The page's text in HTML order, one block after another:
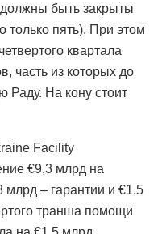
должны быть закрыты
только пять). При этом
квартала
часть из которых до
Раду. На кону стоит
Facility
€9,3 млрд на
млрд – гарантии и €1,5
транша помощи